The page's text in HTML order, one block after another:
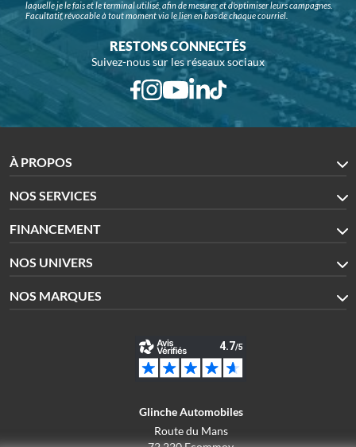
laquelle je le fais et le terminal utilisé, afin de mesurer et d'optimiser leurs campagnes.
Facultatif, révocable à tout moment via le lien en bas de chaque courriel.
RESTONS CONNECTÉS
Suivez-nous sur les réseaux sociaux
À PROPOS
NOS SERVICES
FINANCEMENT
NOS UNIVERS
NOS MARQUES
Glinche Automobiles
Route du Mans